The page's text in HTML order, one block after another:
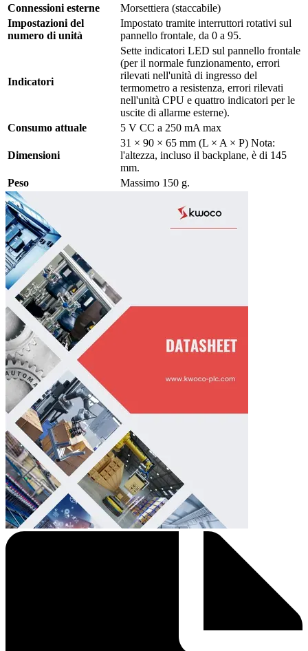
Connessioni esterne
Morsettiera (staccabile)
Impostazioni del
numero di unità
Impostato tramite interruttori rotativi sul
pannello frontale, da 0 a 95.
Indicatori
Sette indicatori LED sul pannello frontale
(per il normale funzionamento, errori
rilevati nell'unità di ingresso del
termometro a resistenza, errori rilevati
nell'unità CPU e quattro indicatori per le
uscite di allarme esterne).
Consumo attuale
5 V CC a 250 mA max
Dimensioni
31 × 90 × 65 mm (L × A × P) Nota:
l'altezza, incluso il backplane, è di 145
mm.
Peso
Massimo 150 g.